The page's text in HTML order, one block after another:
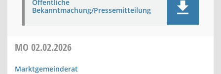
Öffentliche
Bekanntmachung/Pressemitteilung
MO 02.02.2026
Marktgemeinderat